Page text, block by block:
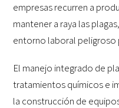
empresas recurren a
mantener a raya las
entorno laboral peligroso
El manejo integrado de
tratamientos químicos e
la construcción de